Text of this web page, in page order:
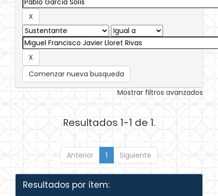
Comenzar nueva busqueda
Mostrar filtros avanzados
Resultados 1-1 de 1.
Anterior 1 Siguiente
Resultados por ítem: